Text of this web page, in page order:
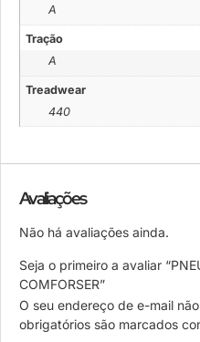
A
Tração
A
Treadwear
440
Avaliações
Não há avaliações ainda.
Seja o primeiro a avaliar
COMFORSER”
O seu endereço de e-mail
obrigatórios são marcados